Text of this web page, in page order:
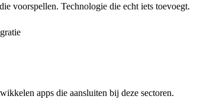
voorspellen. Technologie die echt iets toevoegt.
apps die aansluiten bij deze sectoren.